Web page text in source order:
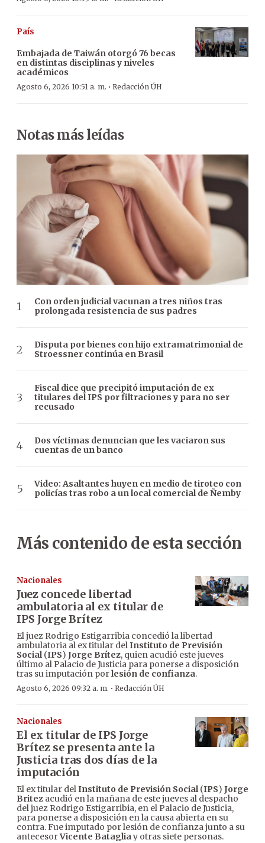
País
Embajada de Taiwán otorgó 76 becas
en distintas disciplinas y niveles
académicos
Agosto 6, 2026 10:51 a. m. · Redacción ÚH
Notas más leídas
Con orden judicial vacunan a tres niños tras
prolongada resistencia de sus padres
Disputa por bienes con hijo extramatrimonial de
Stroessner continúa en Brasil
Fiscal dice que precipitó imputación de ex
titulares del IPS por filtraciones y para no ser
recusado
Dos víctimas denuncian que les vaciaron sus
cuentas de un banco
Video: Asaltantes huyen en medio de tiroteo con
policías tras robo a un local comercial de Ñemby
Más contenido de esta sección
Nacionales
Juez concede libertad
ambulatoria al ex titular de
IPS Jorge Brítez
El juez Rodrigo Estigarribia concedió la libertad
ambulatoria al ex titular delInstituto de Previsión
Social(IPS) Jorge Brítez, quien acudió este jueves
último al Palacio de Justicia para ponerse a disposición
tras su imputación porlesión de confianza.
Agosto 6, 2026 09:32 a. m. · Redacción ÚH
Nacionales
El ex titular de IPS Jorge
Brítez se presenta ante la
Justicia tras dos días de la
imputación
El ex titular delInstituto de Previsión Social(IPS) Jorge
Britez acudió en la mañana de este jueves al despacho
del juez Rodrigo Estigarribia, en el Palacio de Justicia,
para ponerse a disposición en la causa abierta en su
contra. Fue imputado por lesión de confianza junto a su
antecesorVicente Batagliay otras siete personas.